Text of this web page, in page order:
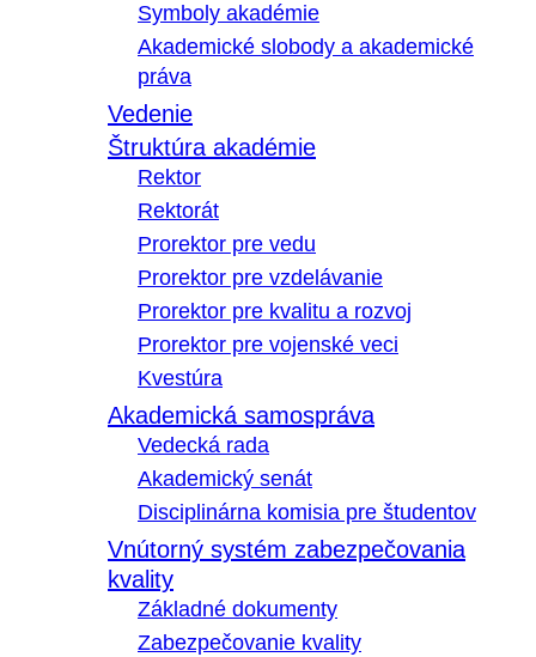
Symboly akadémie
Akademické slobody a akademické
práva
Vedenie
Štruktúra akadémie
Rektor
Rektorát
Prorektor pre vedu
Prorektor pre vzdelávanie
Prorektor pre kvalitu a rozvoj
Prorektor pre vojenské veci
Kvestúra
Akademická samospráva
Vedecká rada
Akademický senát
Disciplinárna komisia pre študentov
Vnútorný systém zabezpečovania
kvality
Základné dokumenty
Zabezpečovanie kvality